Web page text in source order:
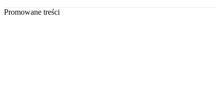
Promowane treści